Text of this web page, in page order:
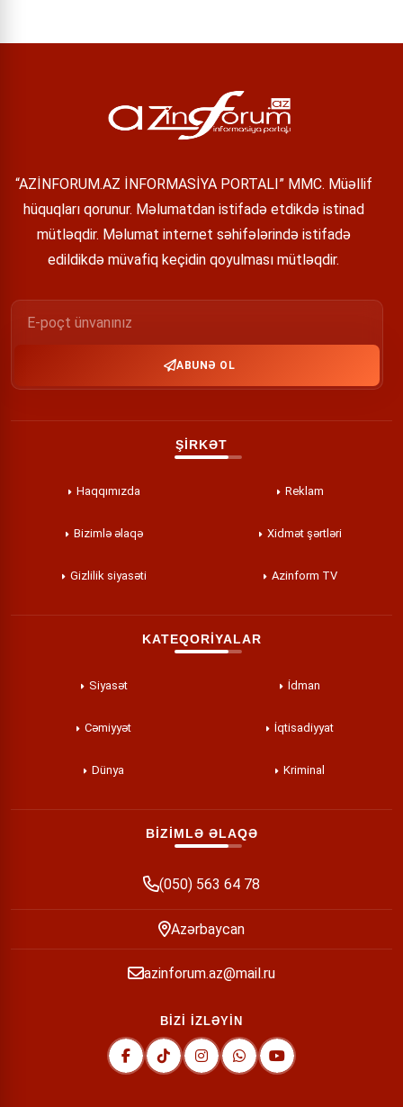
“AZİNFORUM.AZ İNFORMASİYA PORTALI” MMC. Müəllif
hüquqları qorunur. Məlumatdan istifadə etdikdə istinad
mütləqdir. Məlumat internet səhifələrində istifadə
edildikdə müvafiq keçidin qoyulması mütləqdir.
ABUNƏ OL
ŞİRKƏT
Haqqımızda Reklam
Bizimlə əlaqə Xidmət şərtləri
Gizlilik siyasəti Azinform TV
KATEQORİYALAR
Siyasət İdman
Cəmiyyət İqtisadiyyat
Dünya Kriminal
BİZİMLƏ ƏLAQƏ
(050) 563 64 78
Azərbaycan
azinforum.az@mail.ru
BİZİ İZLƏYİN